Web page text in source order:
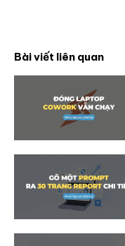
Bài viết liên quan